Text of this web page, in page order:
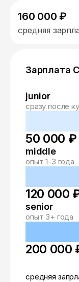
160 000 ₽
средняя
Зарплата
junior
сразу после
50 000 ₽
middle
опыт 1-3 года
120 000
senior
опыт 3+ года
200 000
средняя